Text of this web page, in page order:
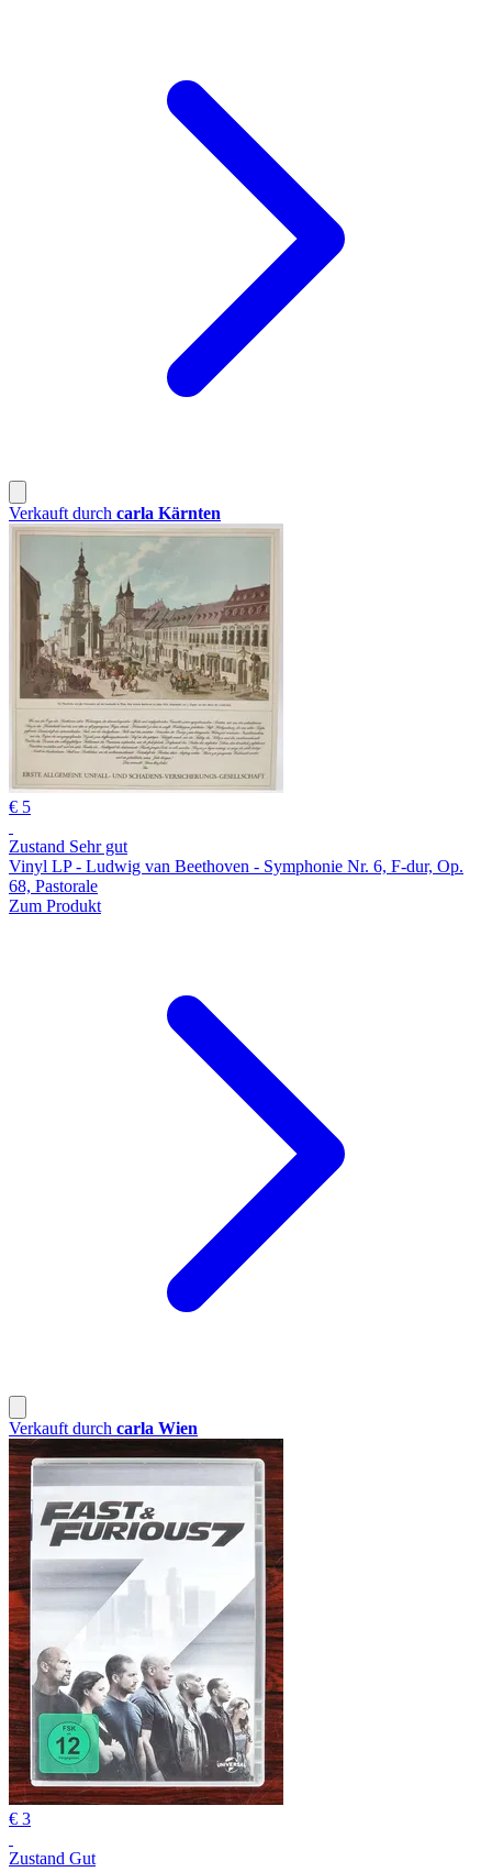
Verkauft durch carla Kärnten
€ 5
Zustand Sehr gut
Vinyl LP - Ludwig van Beethoven - Symphonie Nr. 6, F-dur, Op.
68, Pastorale
Zum Produkt
Verkauft durch carla Wien
€ 3
Zustand Gut